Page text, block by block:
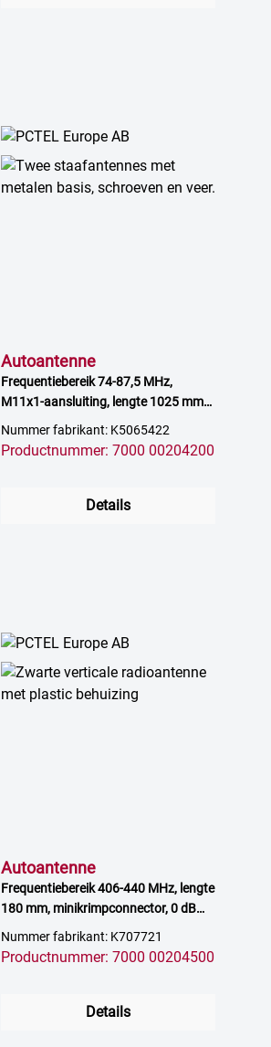
Autoantenne
Frequentiebereik 74-87,5 MHz,
M11x1-aansluiting, lengte 1025 mm,
0 dB versterking
Nummer fabrikant: K5065422
Productnummer: 7000 00204200
Details
Autoantenne
Frequentiebereik 406-440 MHz, lengte
180 mm, minikrimpconnector, 0 dB
versterking
Nummer fabrikant: K707721
Productnummer: 7000 00204500
Details